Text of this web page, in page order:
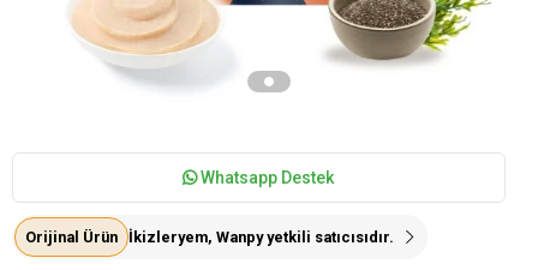
Whatsapp Destek
Orijinal Ürün İkizleryem, Wanpy yetkili satıcısıdır.